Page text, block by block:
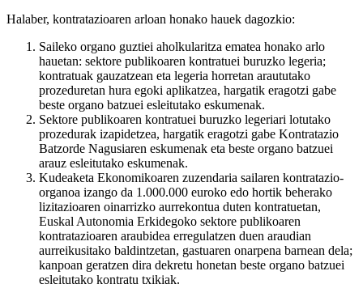
Halaber, kontratazioaren arloan honako hauek dagozkio:
Saileko organo guztiei aholkularitza ematea honako arlo
hauetan: sektore publikoaren kontratuei buruzko legeria;
kontratuak gauzatzean eta legeria horretan araututako
prozeduretan hura egoki aplikatzea, hargatik eragotzi gabe
beste organo batzuei esleitutako eskumenak.
Sektore publikoaren kontratuei buruzko legeriari lotutako
prozedurak izapidetzea, hargatik eragotzi gabe Kontratazio
Batzorde Nagusiaren eskumenak eta beste organo batzuei
arauz esleitutako eskumenak.
Kudeaketa Ekonomikoaren zuzendaria sailaren kontratazio-
organoa izango da 1.000.000 euroko edo hortik beherako
lizitazioaren oinarrizko aurrekontua duten kontratuetan,
Euskal Autonomia Erkidegoko sektore publikoaren
kontratazioaren araubidea erregulatzen duen araudian
aurreikusitako baldintzetan, gastuaren onarpena barnean dela;
kanpoan geratzen dira dekretu honetan beste organo batzuei
esleitutako kontratu txikiak.